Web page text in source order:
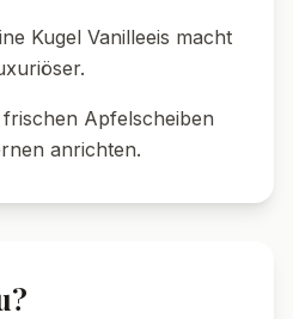
Kugel Vanilleeis macht
frischen Apfelscheiben
anrichten.